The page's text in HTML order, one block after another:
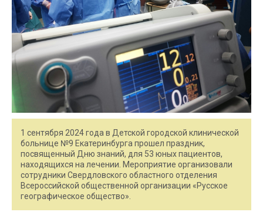
1 сентября 2024 года в Детской городской клинической
больнице №9 Екатеринбурга прошел праздник,
посвященный Дню знаний, для 53 юных пациентов,
находящихся на лечении. Мероприятие организовали
сотрудники Свердловского областного отделения
Всероссийской общественной организации «Русское
географическое общество».